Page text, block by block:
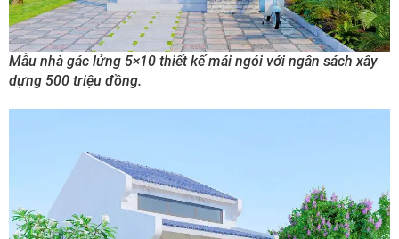
Mẫu nhà gác lửng 5×10 thiết kế mái ngói với ngân sách xây
dựng 500 triệu đồng.